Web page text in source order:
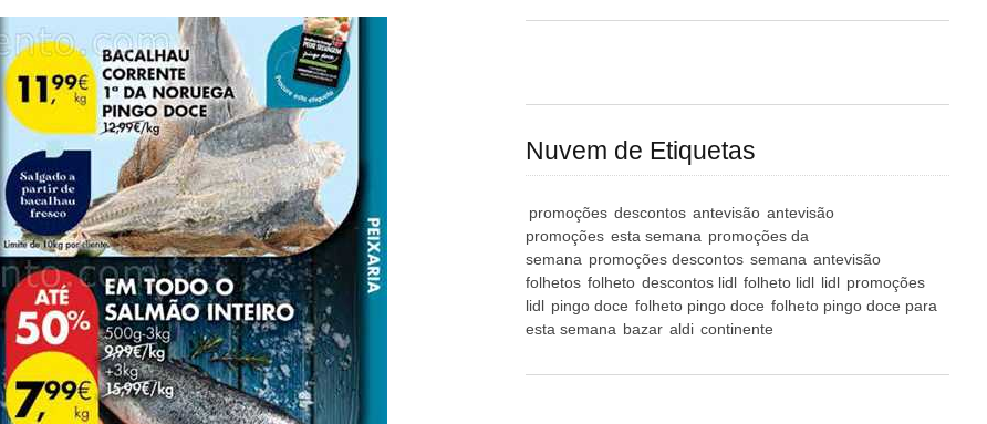
Nuvem de Etiquetas
promoções descontos antevisão antevisão
promoções esta semana promoções da
semana promoções descontos semana antevisão
folhetos folheto descontos lidl folheto lidl lidl promoções
lidl pingo doce folheto pingo doce folheto pingo doce para
esta semana bazar aldi continente